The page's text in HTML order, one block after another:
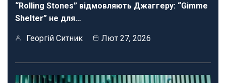
“Rolling Stones” відмовляють Джаггеру: “Gimme
Shelter” не для…
Георгій Ситник Лют 27, 2026